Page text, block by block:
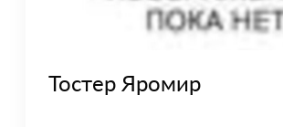
Тостер Яромир